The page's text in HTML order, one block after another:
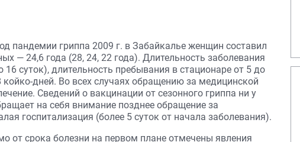
пандемии гриппа 2009 г. в Забайкалье женщин составил
— 24,6 года (28, 24, 22 года). Длительность заболевания
16 суток), длительность пребывания в стационаре от 5 до
койко-дней. Во всех случаях обращению за медицинской
Сведений о вакцинации от сезонного гриппа ни у
на себя внимание позднее обращение за
госпитализация (более 5 суток от начала заболевания).
от срока болезни на первом плане отмечены явления